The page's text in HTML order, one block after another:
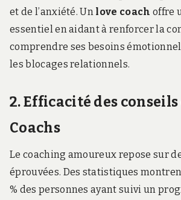
et de l’anxiété. Un love coach offre
essentiel en aidant à renforcer la
comprendre ses besoins
les blocages relationnels.
2. Efficacité des conseils
Coachs
Le coaching amoureux repose sur
éprouvées. Des statistiques
% des personnes ayant suivi un